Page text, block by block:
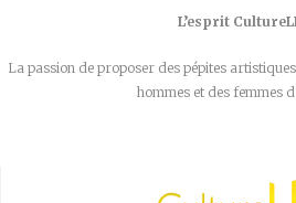
L’esprit
La passion de proposer des pépites
hommes et des femmes